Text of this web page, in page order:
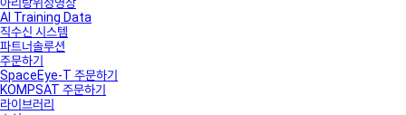
AI Training Data
직수신 시스템
파트너솔루션
주문하기
SpaceEye-T 주문하기
KOMPSAT 주문하기
라이브러리